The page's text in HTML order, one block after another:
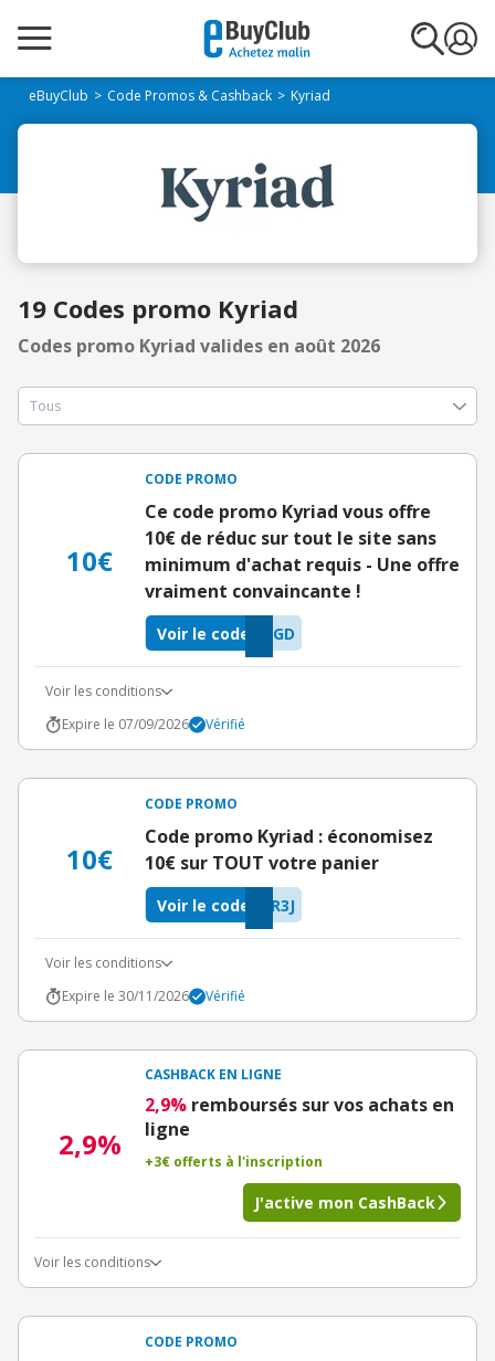
eBuyClub Code Promos & Cashback Kyriad
19 Codes promo Kyriad
Codes promo Kyriad valides en août 2026
10€
CODE PROMO
Ce code promo Kyriad vous offre
10€ de réduc sur tout le site sans
minimum d'achat requis - Une offre
vraiment convaincante !
MGD
Voir le code
Voir les conditions
Expire le 07/09/2026
Vérifié
10€
CODE PROMO
Code promo Kyriad : économisez
10€ sur TOUT votre panier
R3J
Voir le code
Voir les conditions
Expire le 30/11/2026
Vérifié
2,9%
CASHBACK EN LIGNE
2,9% remboursés sur vos achats en
ligne
+3€ offerts à l'inscription
J'active mon CashBack
Voir les conditions
CODE PROMO